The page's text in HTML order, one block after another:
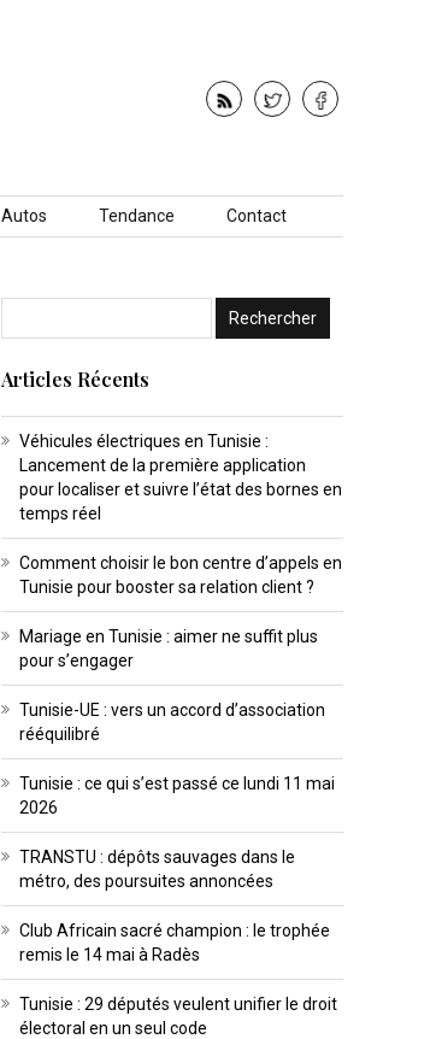
Autos Tendance Contact
Articles Récents
Véhicules électriques en Tunisie :
Lancement de la première application
pour localiser et suivre l’état des bornes en
temps réel
Comment choisir le bon centre d’appels en
Tunisie pour booster sa relation client ?
Mariage en Tunisie : aimer ne suffit plus
pour s’engager
Tunisie-UE : vers un accord d’association
rééquilibré
Tunisie : ce qui s’est passé ce lundi 11 mai
2026
TRANSTU : dépôts sauvages dans le
métro, des poursuites annoncées
Club Africain sacré champion : le trophée
remis le 14 mai à Radès
Tunisie : 29 députés veulent unifier le droit
électoral en un seul code